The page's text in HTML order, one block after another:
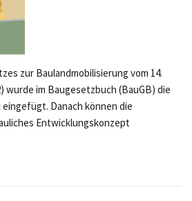
zur Baulandmobilisierung vom 14.
wurde im Baugesetzbuch (BauGB) die
eingefügt. Danach können die
Entwicklungskonzept